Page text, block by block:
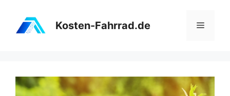
Inhalt
springen
Kosten-Fahrrad.de Menü